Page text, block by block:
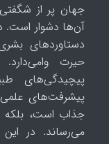
جهان پر از
آن‌ها دشوار است.
دستاوردهای
حیرت
پیچیدگی‌های
پیشرفت‌های علمی
جذاب است، بلکه
می‌رساند. در